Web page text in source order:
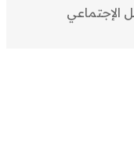
الإجتماعي